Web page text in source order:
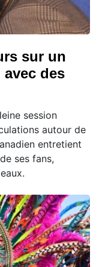
sur un
des
session
autour de
entretient
ses fans,